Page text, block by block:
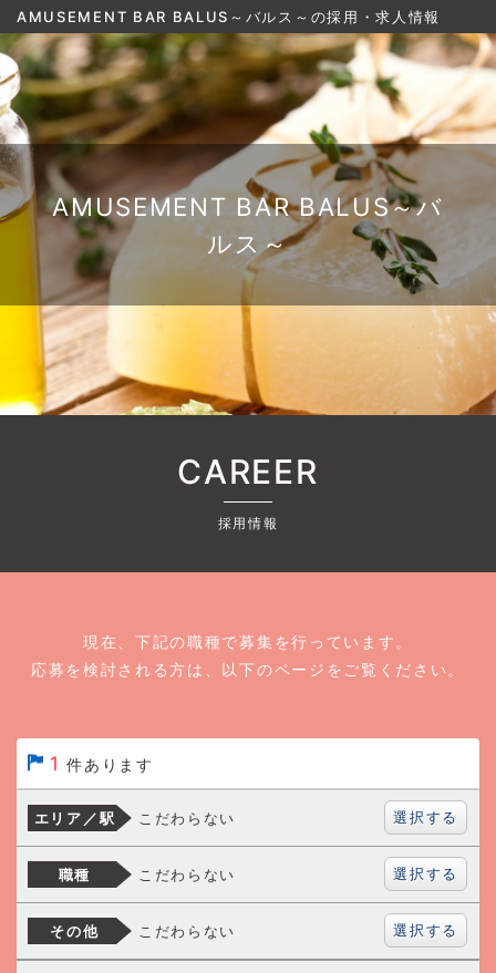
AMUSEMENT BAR BALUS～バルス～の採用・求人情報
AMUSEMENT BAR BALUS～バ
ルス～
CAREER
採用情報
現在、下記の職種で募集を行っています。
応募を検討される方は、以下のページをご覧ください。
1 件あります
エリア／駅 こだわらない 選択する
職種 こだわらない 選択する
その他 こだわらない 選択する